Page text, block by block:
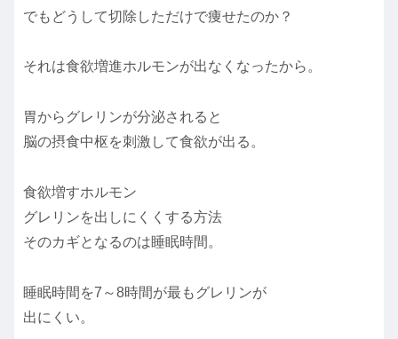
でもどうして切除しただけで痩せたのか？
それは食欲増進ホルモンが出なくなったから。
胃からグレリンが分泌されると
脳の摂食中枢を刺激して食欲が出る。
食欲増すホルモン
グレリンを出しにくくする方法
そのカギとなるのは睡眠時間。
睡眠時間を7～8時間が最もグレリンが
出にくい。